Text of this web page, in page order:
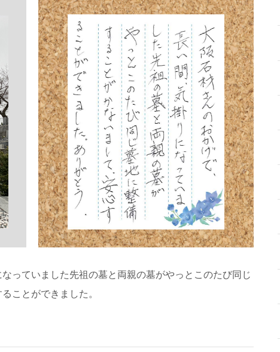
っていました先祖の墓と両親の墓がやっとこのたび同じ
ことができました。